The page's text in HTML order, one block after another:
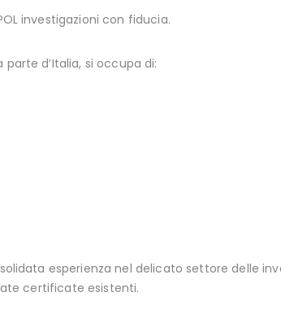
investigazioni con fiducia.
d’Italia, si occupa di:
esperienza nel delicato settore delle
certificate esistenti.